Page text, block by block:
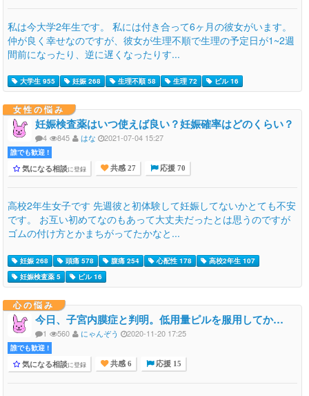
私は今大学2年生です。 私には付き合って6ヶ月の彼女がいます。
仲が良く幸せなのですが、彼女が生理不順で生理の予定日が1~2週
間前になったり、逆に遅くなったりす...
大学生 955 妊娠 268 生理不順 58 生理 72 ピル 16
女性の悩み
妊娠検査薬はいつ使えば良い？妊娠確率はどのくらい？
4 845 はな 2021-07-04 15:27
誰でも歓迎 !
気になる相談に登録 共感 27 応援 70
高校2年生女子です 先週彼と初体験して妊娠してないかとても不安
です。 お互い初めてなのもあって大丈夫だったとは思うのですが
ゴムの付け方とかまちがってたかなと...
妊娠 268 頭痛 578 腹痛 254 心配性 178
高校2年生 107
妊娠検査薬 5
ピル 16
心の悩み
今日、子宮内膜症と判明。低用量ピルを服用してか…
1 560 にゃんぞう 2020-11-20 17:25
誰でも歓迎 !
気になる相談に登録 共感 6 応援 15